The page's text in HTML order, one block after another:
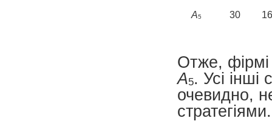
А5 30
Отже, фірмі
А5. Усі інші
очевидно,
стратегіями.